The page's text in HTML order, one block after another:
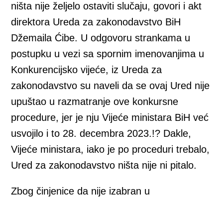
ništa nije željelo ostaviti slučaju, govori i akt
direktora Ureda za zakonodavstvo BiH
Džemaila Ćibe. U odgovoru strankama u
postupku u vezi sa spornim imenovanjima u
Konkurencijsko vijeće, iz Ureda za
zakonodavstvo su naveli da se ovaj Ured nije
upuštao u razmatranje ove konkursne
procedure, jer je nju Vijeće ministara BiH već
usvojilo i to 28. decembra 2023.!? Dakle,
Vijeće ministara, iako je po proceduri trebalo,
Ured za zakonodavstvo ništa nije ni pitalo.
Zbog činjenice da nije izabran u